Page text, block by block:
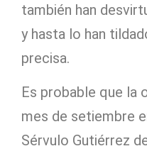
también han
y hasta lo han
precisa.
Es probable que la
mes de setiembre
Sérvulo Gutiérrez